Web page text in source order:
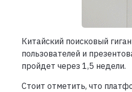
Китайский поисковый
пользователей и
пройдет через 1,5 недели.
Стоит отметить, что